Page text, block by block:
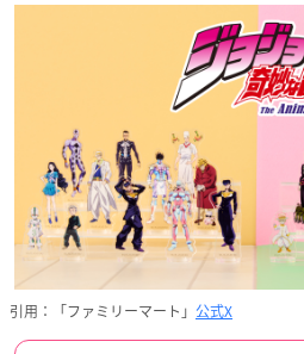
引用：「ファミリーマート」 公式X